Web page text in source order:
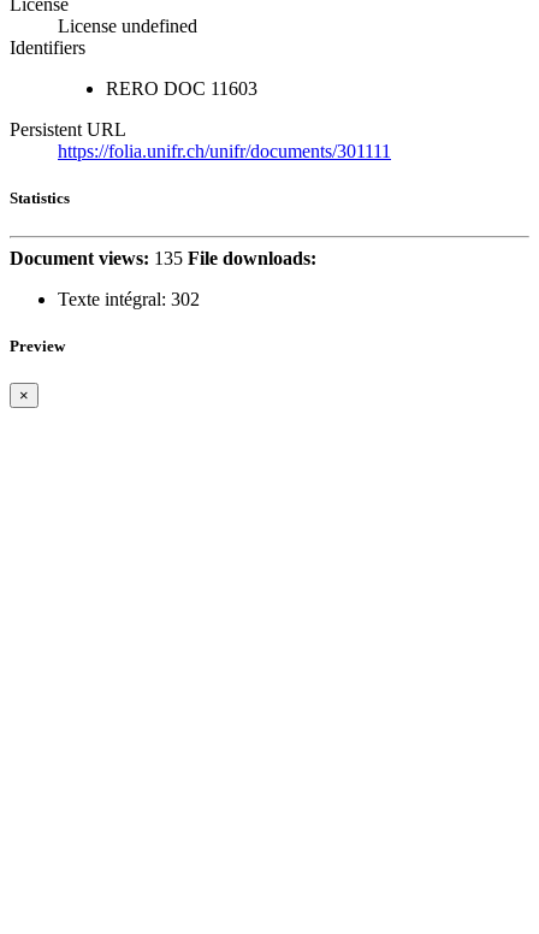
License
License undefined
Identifiers
RERO DOC 11603
Persistent URL
https://folia.unifr.ch/unifr/documents/301111
Statistics
Document views: 135 File downloads:
Texte intégral: 302
Preview
×